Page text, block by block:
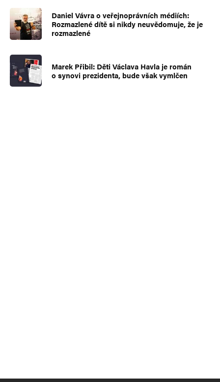
Daniel Vávra o veřejnoprávních médiích:
Rozmazlené dítě si nikdy neuvědomuje, že je
rozmazlené
Marek Přibil: Děti Václava Havla je román
o synovi prezidenta, bude však vymlčen